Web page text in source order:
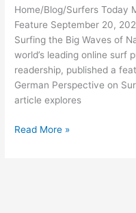
Home/Blog/Surfers Today
Feature September 20,
Surfing the Big Waves of
world’s leading online surf
readership, published a
German Perspective on
article explores
PERSPECTIVE
Read More »